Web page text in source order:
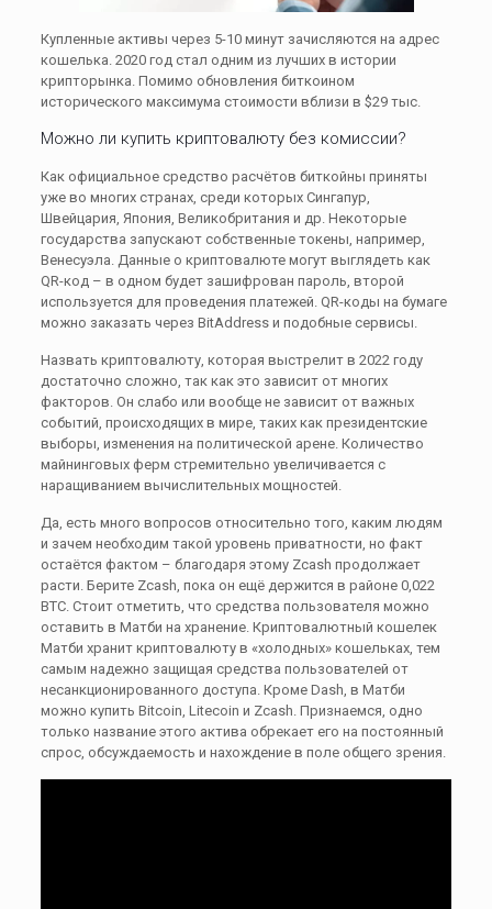
Купленные активы через 5-10 минут зачисляются на адрес
кошелька. 2020 год стал одним из лучших в истории
крипторынка. Помимо обновления биткоином
исторического максимума стоимости вблизи в $29 тыс.
Можно ли купить криптовалюту без комиссии?
Как официальное средство расчётов биткойны приняты
уже во многих странах, среди которых Сингапур,
Швейцария, Япония, Великобритания и др. Некоторые
государства запускают собственные токены, например,
Венесуэла. Данные о криптовалюте могут выглядеть как
QR-код – в одном будет зашифрован пароль, второй
используется для проведения платежей. QR-коды на бумаге
можно заказать через BitAddress и подобные сервисы.
Назвать криптовалюту, которая выстрелит в 2022 году
достаточно сложно, так как это зависит от многих
факторов. Он слабо или вообще не зависит от важных
событий, происходящих в мире, таких как президентские
выборы, изменения на политической арене. Количество
майнинговых ферм стремительно увеличивается с
наращиванием вычислительных мощностей.
Да, есть много вопросов относительно того, каким людям
и зачем необходим такой уровень приватности, но факт
остаётся фактом – благодаря этому Zcash продолжает
расти. Берите Zcash, пока он ещё держится в районе 0,022
BTC. Стоит отметить, что средства пользователя можно
оставить в Матби на хранение. Криптовалютный кошелек
Матби хранит криптовалюту в «холодных» кошельках, тем
самым надежно защищая средства пользователей от
несанкционированного доступа. Кроме Dash, в Матби
можно купить Bitcoin, Litecoin и Zcash. Признаемся, одно
только название этого актива обрекает его на постоянный
спрос, обсуждаемость и нахождение в поле общего зрения.